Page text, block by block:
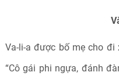
Va-li-a được bố mẹ cho đi
“Cô gái phi ngựa, đánh